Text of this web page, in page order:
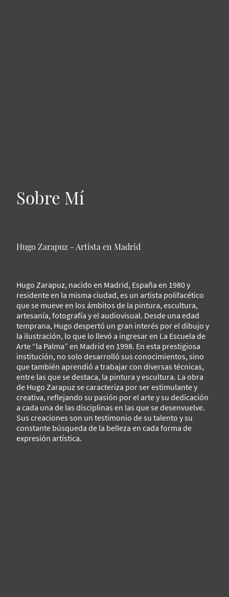
Sobre Mí
Hugo Zarapuz - Artista en Madrid
Hugo Zarapuz, nacido en Madrid, España en 1980 y
residente en la misma ciudad, es un artista polifacético
que se mueve en los ámbitos de la pintura, escultura,
artesanía, fotografía y el audiovisual. Desde una edad
temprana, Hugo despertó un gran interés por el dibujo y
la ilustración, lo que lo llevó a ingresar en La Escuela de
Arte “la Palma” en Madrid en 1998. En esta prestigiosa
institución, no solo desarrolló sus conocimientos, sino
que también aprendió a trabajar con diversas técnicas,
entre las que se destaca, la pintura y escultura. La obra
de Hugo Zarapuz se caracteriza por ser estimulante y
creativa, reflejando su pasión por el arte y su dedicación
a cada una de las disciplinas en las que se desenvuelve.
Sus creaciones son un testimonio de su talento y su
constante búsqueda de la belleza en cada forma de
expresión artística.